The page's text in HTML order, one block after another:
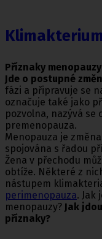
Příznaky
Jde o postupné
fázi a připravuje se
označuje také jako
pozvolna, nazývá
premenopauza.
Menopauza je
spojována s řadou
Žena v přechodu
obtíže. Některé z
nástupem
perimenopauza. Jak
menopauzy? Jak
příznaky?